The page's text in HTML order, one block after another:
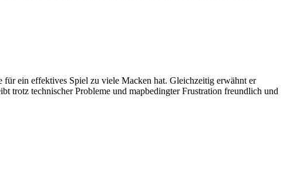
ein effektives Spiel zu viele Macken hat. Gleichzeitig erwähnt er
technischer Probleme und mapbedingter Frustration freundlich und